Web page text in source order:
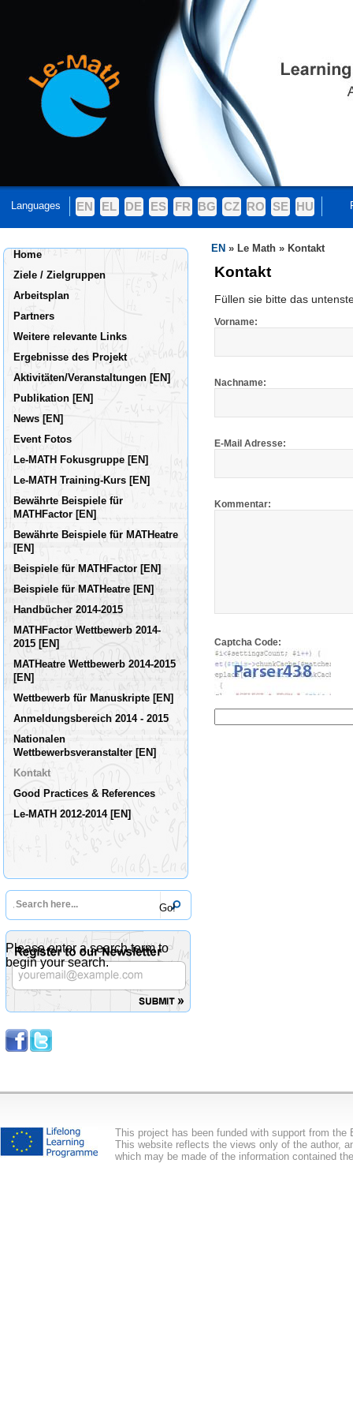
Languages EN EL DE ES FR BG CZ RO SE HU
Home
Ziele / Zielgruppen
Arbeitsplan
Partners
Weitere relevante Links
Ergebnisse des Projekt
Aktivitäten/Veranstaltungen [EN]
Publikation [ΕΝ]
News [EN]
Event Fotos
Le-MATH Fokusgruppe [ΕΝ]
Le-MATH Training-Kurs [EN]
Bewährte Beispiele für
MATHFactor [EN]
Bewährte Beispiele für MATHeatre
[EN]
Beispiele für MATHFactor [EN]
Beispiele für MATHeatre [EN]
Handbücher 2014-2015
MATHFactor Wettbewerb 2014-
2015 [ΕΝ]
MATHeatre Wettbewerb 2014-2015
[ΕΝ]
Wettbewerb für Manuskripte [EN]
Anmeldungsbereich 2014 - 2015
Nationalen
Wettbewerbsveranstalter [EN]
Kontakt
Good Practices & References
Le-MATH 2012-2014 [EN]
Please enter a search term to
begin your search.
EN » Le Math » Kontakt
Kontakt
Füllen sie bitte das
Vorname:
Nachname:
E-Mail Adresse:
Kommentar:
Captcha Code:
This project has been funded with support from the
This website reflects the views only of the author,
which may be made of the information contained